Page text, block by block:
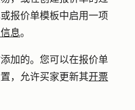
报价单模板中启用一项
息。
加的。您可以在报价单
，允许买家更新其开票